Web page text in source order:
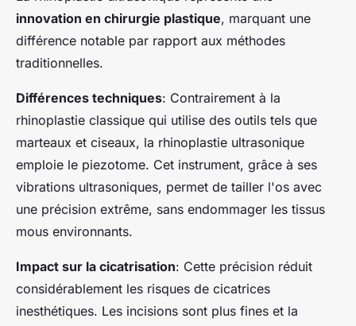
innovation en chirurgie plastique, marquant une
différence notable par rapport aux méthodes
traditionnelles.
Différences techniques: Contrairement à la
rhinoplastie classique qui utilise des outils tels que
marteaux et ciseaux, la rhinoplastie ultrasonique
emploie le piezotome. Cet instrument, grâce à ses
vibrations ultrasoniques, permet de tailler l'os avec
une précision extrême, sans endommager les tissus
mous environnants.
Impact sur la cicatrisation: Cette précision réduit
considérablement les risques de cicatrices
inesthétiques. Les incisions sont plus fines et la